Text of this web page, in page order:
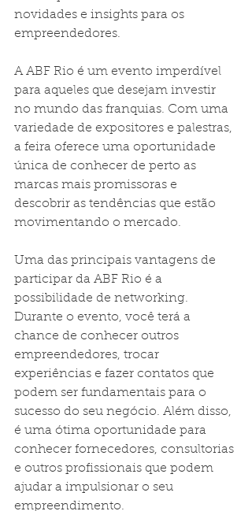
novidades e insights para os
empreendedores.
A ABF Rio é um evento imperdível
para aqueles que desejam investir
no mundo das franquias. Com uma
variedade de expositores e palestras,
a feira oferece uma oportunidade
única de conhecer de perto as
marcas mais promissoras e
descobrir as tendências que estão
movimentando o mercado.
Uma das principais vantagens de
participar da ABF Rio é a
possibilidade de networking.
Durante o evento, você terá a
chance de conhecer outros
empreendedores, trocar
experiências e fazer contatos que
podem ser fundamentais para o
sucesso do seu negócio. Além disso,
é uma ótima oportunidade para
conhecer fornecedores, consultorias
e outros profissionais que podem
ajudar a impulsionar o seu
empreendimento.